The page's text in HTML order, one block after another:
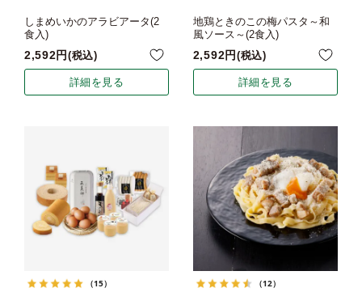
しまめいかのアラビアータ(2
食入)
2,592 税込
詳細を見る
地鶏ときのこの梅パスタ～和
風ソース～(2食入)
2,592 税込
詳細を見る
（15） （12）